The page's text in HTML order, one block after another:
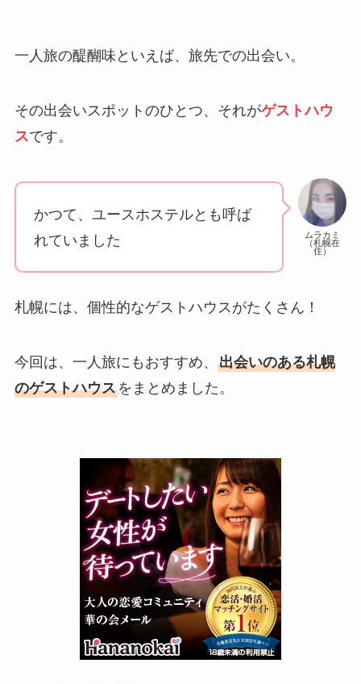
一人旅の醍醐味といえば、旅先での出会い。
その出会いスポットのひとつ、それがゲストハウ
スです。
ムラカミ
（札幌在
住）
かつて、ユースホステルとも呼ば
れていました
札幌には、個性的なゲストハウスがたくさん！
今回は、一人旅にもおすすめ、 出会いのある札幌
のゲストハウスをまとめました。